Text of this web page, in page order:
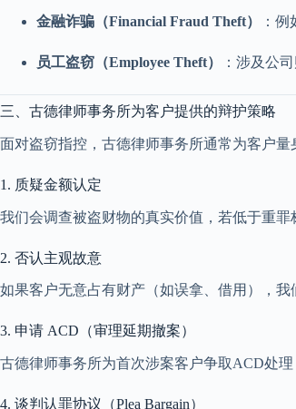
金融诈骗（Financial Fraud Theft） ：
员工盗窃（Employee Theft） ：涉及公
三、古德律师事务所为客户提供的辩护策略
面对盗窃指控，古德律师事务所通常为客户量
1. 质疑金额认定
我们会调查被盗财物的真实价值，若低于重罪
2. 否认主观故意
如果客户无意占有财产（如误拿、借用），我
3. 申请 ACD（审理延期撤案）
古德律师事务所为首次涉案客户争取ACD处
4. 谈判认罪协议（Plea Bargain）